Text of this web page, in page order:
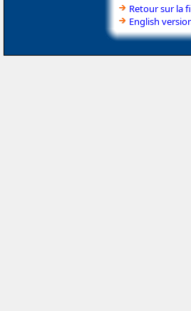
Retour sur la
English